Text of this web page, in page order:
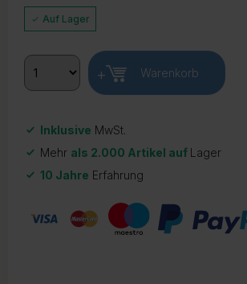
Auf Lager
+ Warenkorb
Inklusive MwSt.
Mehr als 2.000 Artikel auf Lager
10 Jahre Erfahrung